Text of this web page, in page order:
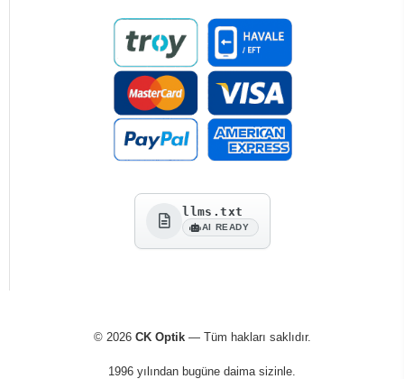
llms.txt
AI READY
© 2026 CK Optik— Tüm hakları saklıdır.
1996 yılından bugüne daima sizinle.